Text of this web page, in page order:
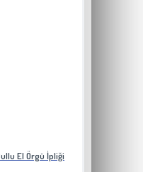
El Örgü İpliği